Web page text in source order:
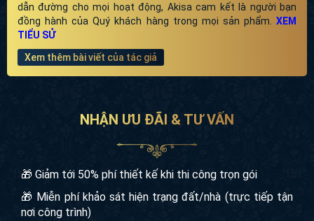
dẫn đường cho mọi hoạt động, Akisa cam kết là người bạn
đồng hành của Quý khách hàng trong mọi sản phẩm. XEM
TIỂU SỬ
Xem thêm bài viết của tác giả
NHẬN ƯU ĐÃI & TƯ VẤN
🎁 Giảm tới 50% phí thiết kế khi thi công trọn gói
🎁 Miễn phí khảo sát hiện trạng đất/nhà (trực tiếp tận
nơi công trình)